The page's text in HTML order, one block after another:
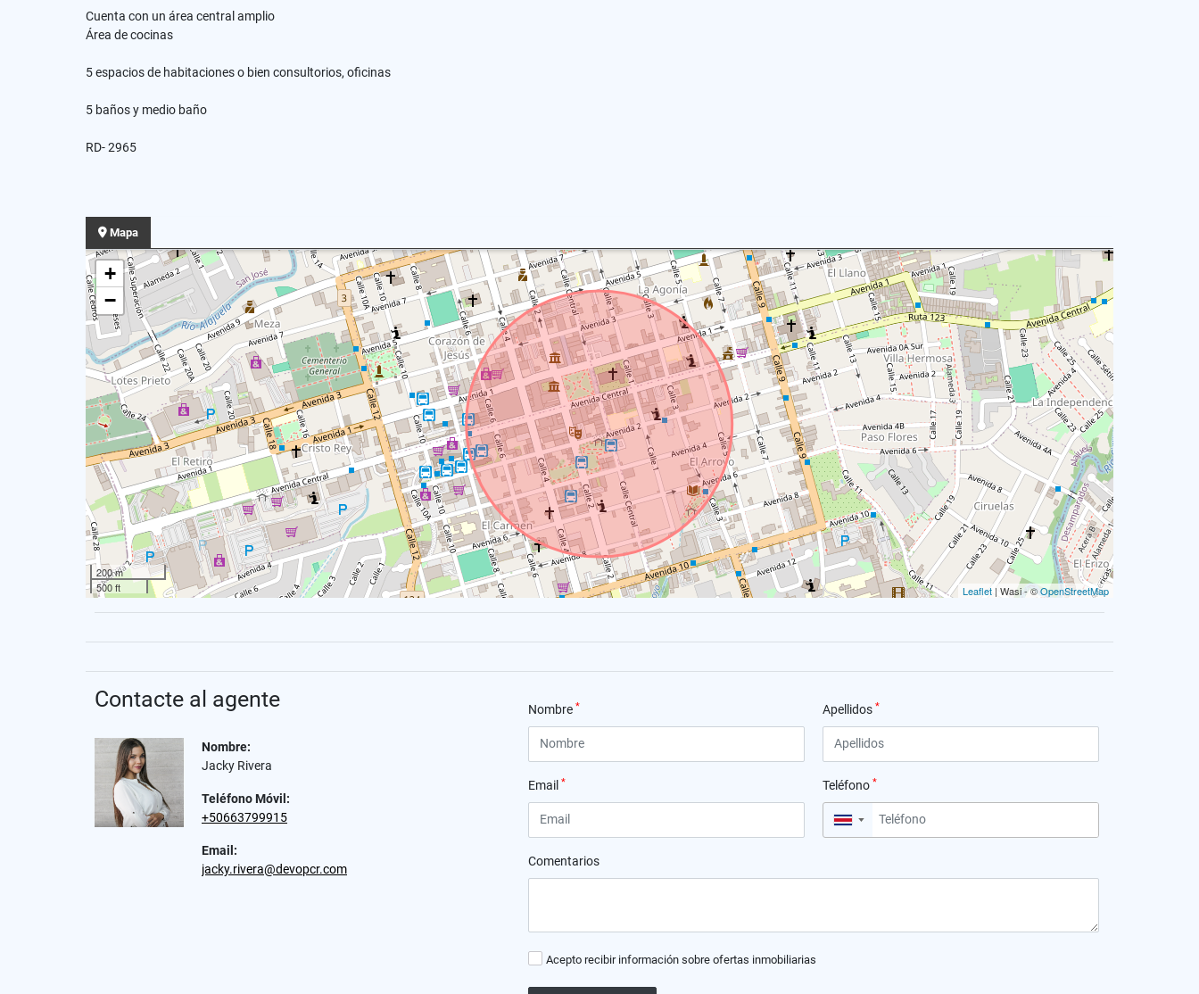
Cuenta con un área central amplio
Área de cocinas
5 espacios de habitaciones o bien consultorios, oficinas
5 baños y medio baño
RD- 2965
Mapa
+
−
200 m
500 ft
Leaflet | Wasi - ©OpenStreetMap
Contacte al agente
Nombre:
Jacky Rivera
Teléfono Móvil:
+50663799915
Email:
jacky.rivera@devopcr.com
Nombre * Apellidos *
Email * Teléfono *
▼
Comentarios
Acepto recibir información sobre ofertas inmobiliarias